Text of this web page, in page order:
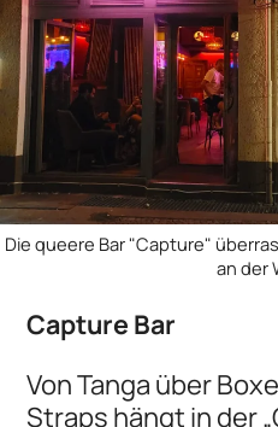
Die queere Bar "Capture"
an der
Capture Bar
Von Tanga über
Straps hängt in der